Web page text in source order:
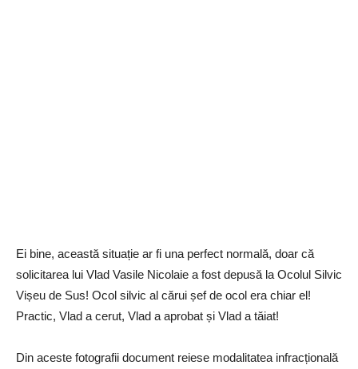
Ei bine, această situație ar fi una perfect normală, doar că
solicitarea lui Vlad Vasile Nicolaie a fost depusă la Ocolul Silvic
Vișeu de Sus! Ocol silvic al cărui șef de ocol era chiar el!
Practic, Vlad a cerut, Vlad a aprobat și Vlad a tăiat!
Din aceste fotografii document reiese modalitatea infracțională